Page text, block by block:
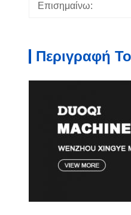
Επισημαίνω:
Περιγραφή